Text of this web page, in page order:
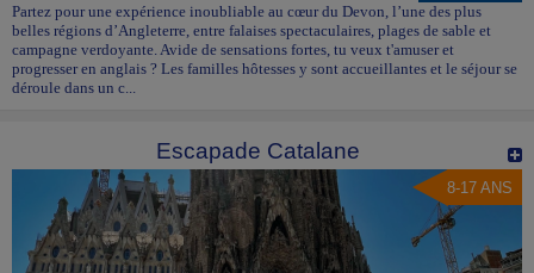
Partez pour une expérience inoubliable au cœur du Devon, l’une des plus
belles régions d’Angleterre, entre falaises spectaculaires, plages de sable et
campagne verdoyante. Avide de sensations fortes, tu veux t'amuser et
progresser en anglais ? Les familles hôtesses y sont accueillantes et le séjour se
déroule dans un c...
Escapade Catalane
8-17 ANS